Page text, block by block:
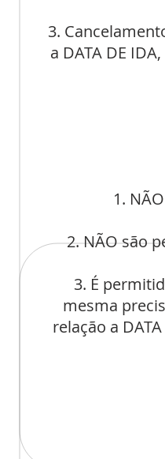
3.
a DATA DE
1.
2. NÃO são
3. É
mesma
relação a